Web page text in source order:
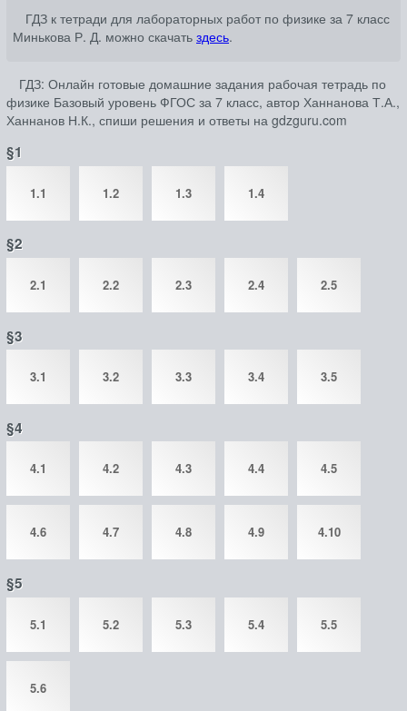
ГДЗ к тетради для лабораторных работ по физике за 7 класс
Минькова Р. Д. можно скачать здесь.
ГДЗ: Онлайн готовые домашние задания рабочая тетрадь по
физике Базовый уровень ФГОС за 7 класс, автор Ханнанова Т.А.,
Ханнанов Н.К., спиши решения и ответы на gdzguru.com
§1
1.1 1.2 1.3 1.4
§2
2.1 2.2 2.3 2.4 2.5
§3
3.1 3.2 3.3 3.4 3.5
§4
4.1 4.2 4.3 4.4 4.5
4.6 4.7 4.8 4.9 4.10
§5
5.1 5.2 5.3 5.4 5.5
5.6